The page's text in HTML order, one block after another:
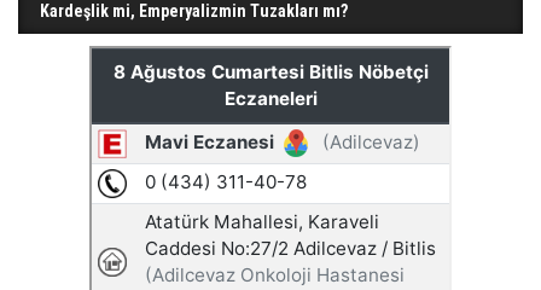
Kardeşlik mi, Emperyalizmin Tuzakları mı?